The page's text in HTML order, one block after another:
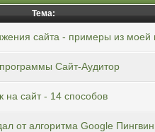
Тема:
сайта - примеры из моей
Сайт-Аудитор
на сайт - 14 способов
от алгоритма Google